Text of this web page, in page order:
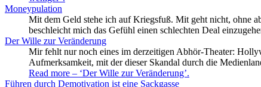
Moneypulation
Mit dem Geld stehe ich auf Kriegsfuß. Mit geht nicht, ohne
beschleicht mich das Gefühl einen schlechten Deal
Der Wille zur Veränderung
Mir fehlt nur noch eines im derzeitigen Abhör-Theater:
Aufmerksamkeit, mit der dieser Skandal durch die
Read more – ‘Der Wille zur Veränderung’.
Führen durch Demotivation ist eine Sackgasse